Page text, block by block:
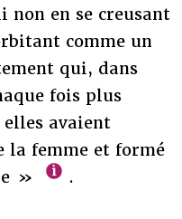
en se creusant
comme un
qui, dans
fois plus
avaient
la femme et formé
»
.